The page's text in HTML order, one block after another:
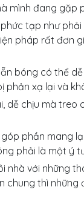
mình đang gặp
tạp như
pháp rất đơn
bóng có thể
phản xạ lại và
dễ chịu mà
phần mang
phải là một ý
với những
chung thì